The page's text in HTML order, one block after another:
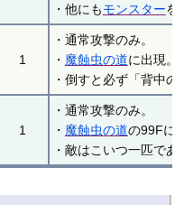
・他にもモンスター
1
・通常攻撃のみ。
・ 魔蝕虫の道に出現
・倒すと必ず「背
1
・通常攻撃のみ。
・ 魔蝕虫の道の99F
・敵はこいつ一匹